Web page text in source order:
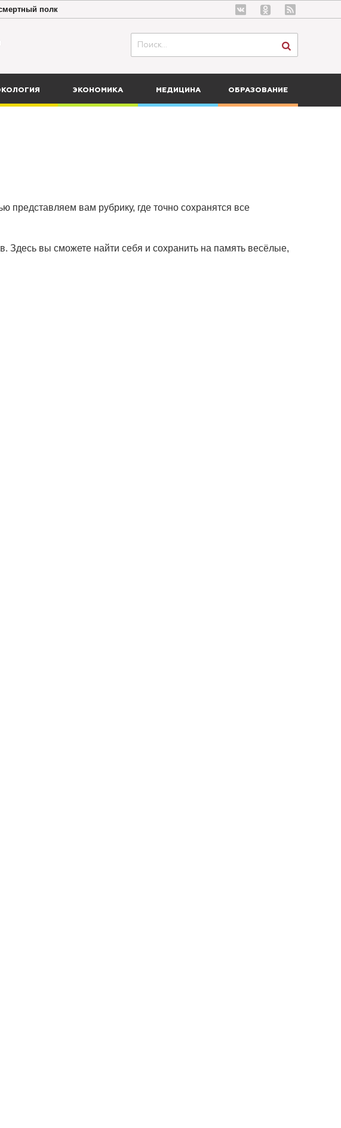
полк
ЭКОНОМИКА МЕДИЦИНА ОБРАЗОВАНИЕ
представляем вам рубрику, где точно сохранятся все
Здесь вы сможете найти себя и сохранить на память весёлые,